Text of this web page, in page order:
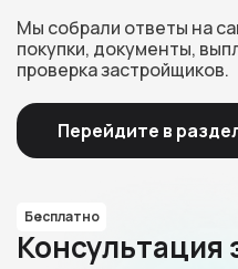
Мы собрали ответы на
покупки, документы,
проверка застройщиков.
Перейдите в
Бесплатно
Консультация